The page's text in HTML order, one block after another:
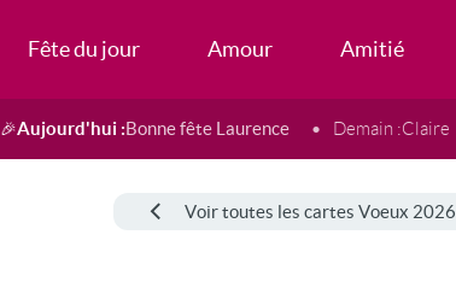
Fête du jour Amour Amitié
🎉Aujourd'hui :Bonne fête Laurence Demain :Claire
Voir toutes les cartes Voeux 2026